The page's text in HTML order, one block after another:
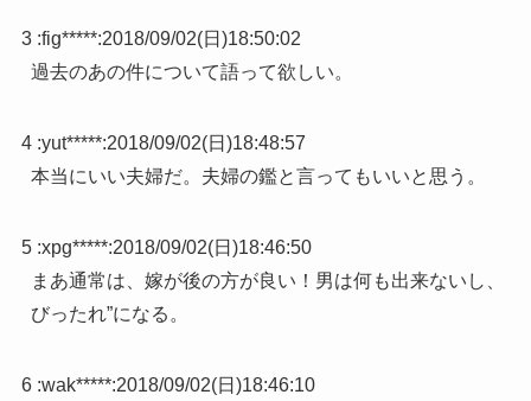
3 :fig*****:2018/09/02(日)18:50:02
過去のあの件について語って欲しい。
4 :yut*****:2018/09/02(日)18:48:57
本当にいい夫婦だ。夫婦の鑑と言ってもいいと思う。
5 :xpg*****:2018/09/02(日)18:46:50
まあ通常は、嫁が後の方が良い！男は何も出来ないし、
びったれ”になる。
6 :wak*****:2018/09/02(日)18:46:10